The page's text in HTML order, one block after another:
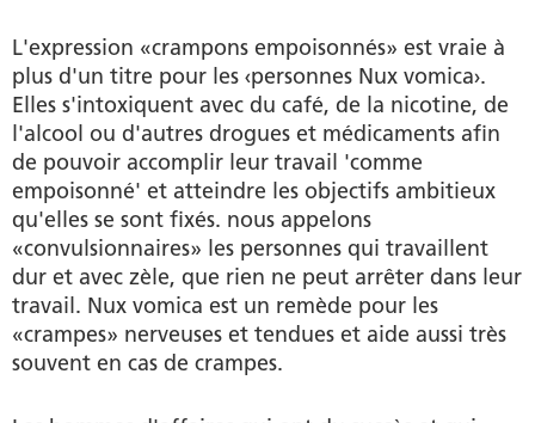
L'expression «crampons empoisonnés» est vraie à
plus d'un titre pour les ‹personnes Nux vomica›.
Elles s'intoxiquent avec du café, de la nicotine, de
l'alcool ou d'autres drogues et médicaments afin
de pouvoir accomplir leur travail 'comme
empoisonné' et atteindre les objectifs ambitieux
qu'elles se sont fixés. nous appelons
«convulsionnaires» les personnes qui travaillent
dur et avec zèle, que rien ne peut arrêter dans leur
travail. Nux vomica est un remède pour les
«crampes» nerveuses et tendues et aide aussi très
souvent en cas de crampes.